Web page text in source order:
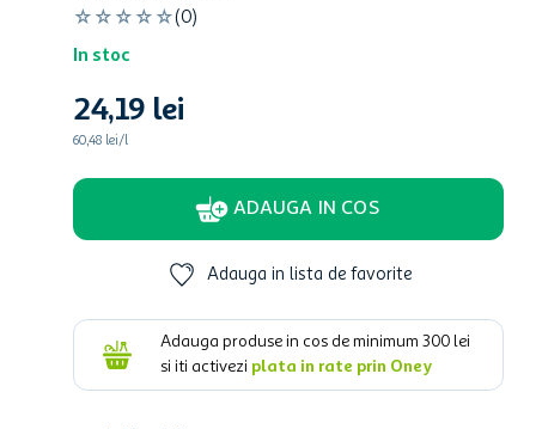
☆ ☆ ☆ ☆ ☆(0)
In stoc
24,19 lei
60,48 lei/l
ADAUGA IN COS
Adauga in lista de favorite
Adauga produse in cos de minimum 300 lei
si iti activezi plata in rate prin Oney